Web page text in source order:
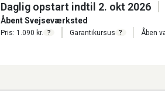
Daglig opstart indtil 2. okt 2026
Åbent Svejseværksted
Pris: 1.090 kr. ? Garantikursus ? Åben